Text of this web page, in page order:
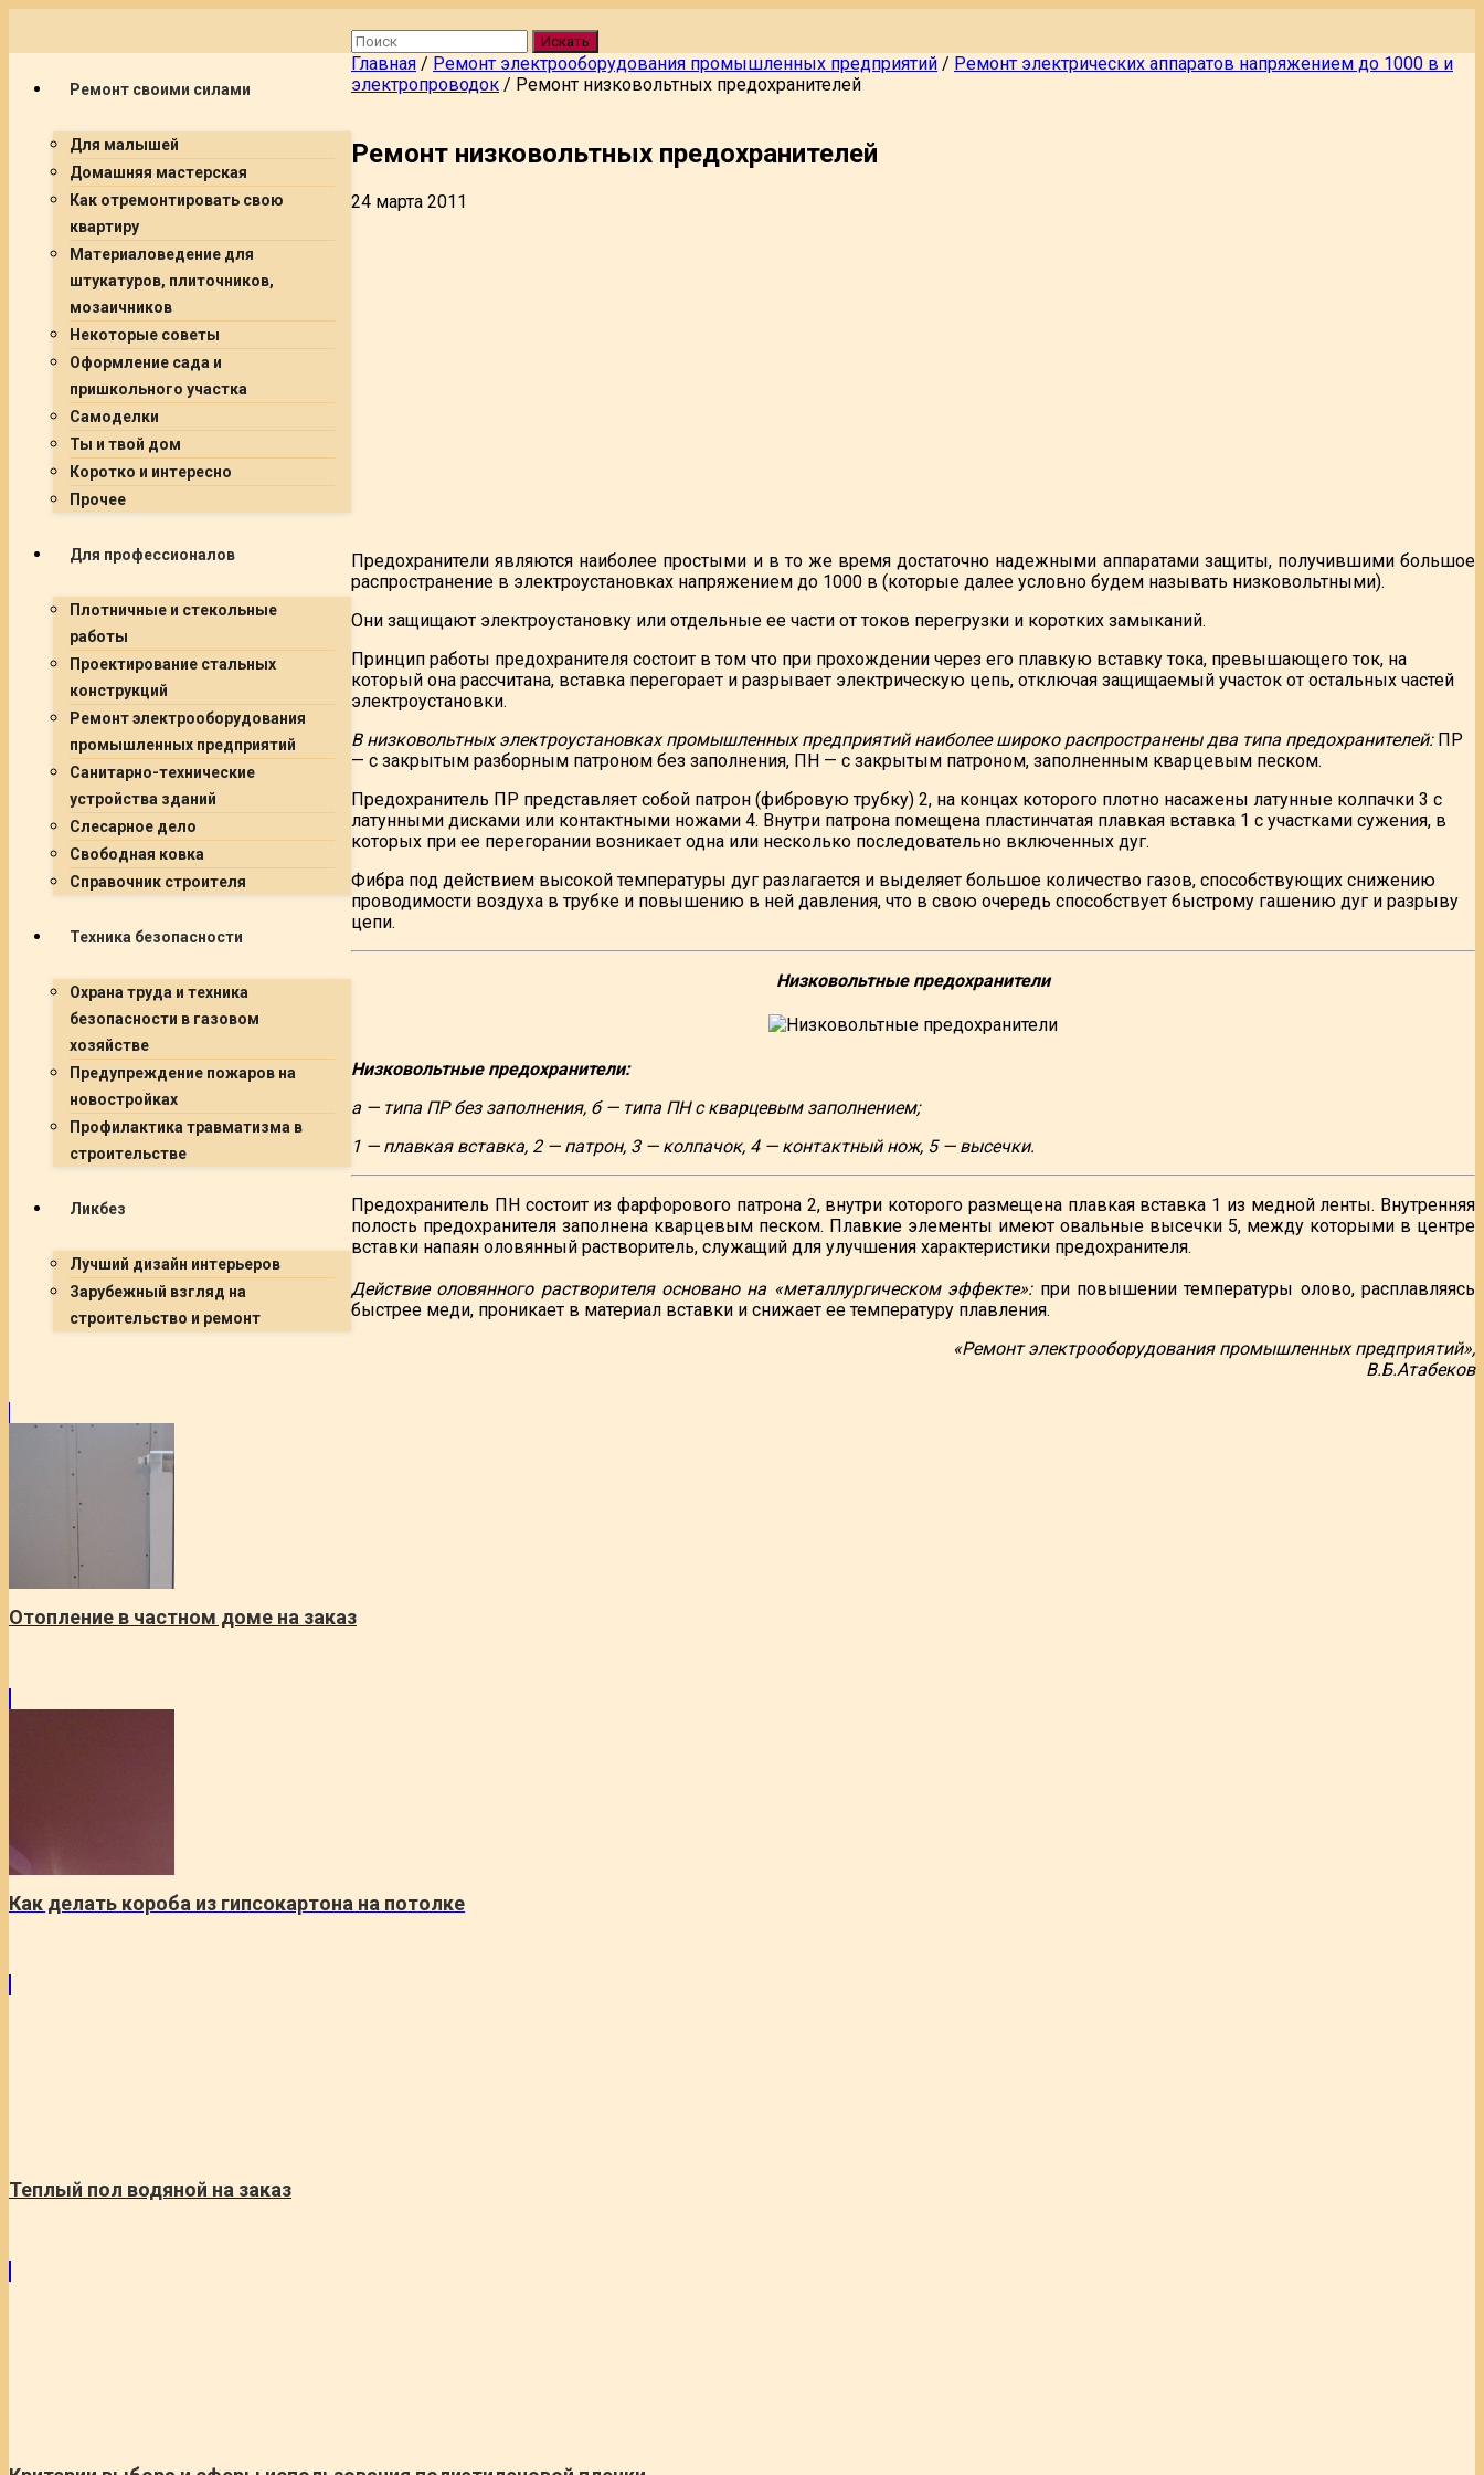
Ремонт своими силами
Для малышей
Домашняя мастерская
Как отремонтировать свою
квартиру
Материаловедение для
штукатуров, плиточников,
мозаичников
Некоторые советы
Оформление сада и
пришкольного участка
Самоделки
Ты и твой дом
Коротко и интересно
Прочее
Для профессионалов
Плотничные и стекольные
работы
Проектирование стальных
конструкций
Ремонт электрооборудования
промышленных предприятий
Санитарно-технические
устройства зданий
Слесарное дело
Свободная ковка
Справочник строителя
Техника безопасности
Охрана труда и техника
безопасности в газовом
хозяйстве
Предупреждение пожаров на
новостройках
Профилактика травматизма в
строительстве
Ликбез
Лучший дизайн интерьеров
Зарубежный взгляд на
строительство и ремонт
Искать
Главная / Ремонт электрооборудования промышленных предприятий / Ремонт электрических аппаратов напряжением до 1000 в и
электропроводок / Ремонт низковольтных предохранителей
Ремонт низковольтных предохранителей
24 марта 2011
Предохранители являются наиболее простыми и в то же время достаточно надежными аппаратами защиты, получившими большое
распространение в электроустановках напряжением до 1000 в (которые далее условно будем называть низковольтными).
Они защищают электроустановку или отдельные ее части от токов перегрузки и коротких замыканий.
Принцип работы предохранителя состоит в том что при прохождении через его плавкую вставку тока, превышающего ток, на
который она рассчитана, вставка перегорает и разрывает электрическую цепь, отключая защищаемый участок от остальных частей
электроустановки.
В низковольтных электроустановках промышленных предприятий наиболее широко распространены два типа предохранителей:ПР
— с закрытым разборным патроном без заполнения, ПН — с закрытым патроном, заполненным кварцевым песком.
Предохранитель ПР представляет собой патрон (фибровую трубку) 2, на концах которого плотно насажены латунные колпачки 3 с
латунными дисками или контактными ножами 4. Внутри патрона помещена пластинчатая плавкая вставка 1 с участками сужения, в
которых при ее перегорании возникает одна или несколько последовательно включенных дуг.
Фибра под действием высокой температуры дуг разлагается и выделяет большое количество газов, способствующих снижению
проводимости воздуха в трубке и повышению в ней давления, что в свою очередь способствует быстрому гашению дуг и разрыву
цепи.
Низковольтные предохранители
Низковольтные предохранители:
а — типа ПР без заполнения, б — типа ПН с кварцевым заполнением;
1 — плавкая вставка, 2 — патрон, 3 — колпачок, 4 — контактный нож, 5 — высечки.
Предохранитель ПН состоит из фарфорового патрона 2, внутри которого размещена плавкая вставка 1 из медной ленты. Внутренняя
полость предохранителя заполнена кварцевым песком. Плавкие элементы имеют овальные высечки 5, между которыми в центре
вставки напаян оловянный растворитель, служащий для улучшения характеристики предохранителя.
Действие оловянного растворителя основано на «металлургическом эффекте»:при повышении температуры олово, расплавляясь
быстрее меди, проникает в материал вставки и снижает ее температуру плавления.
«Ремонт электрооборудования промышленных предприятий»,
В.Б.Атабеков
Отопление в частном доме на заказ
Как делать короба из гипсокартона на потолке
Теплый пол водяной на заказ